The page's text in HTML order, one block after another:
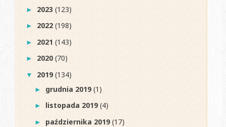
► 2023(123)
► 2022(198)
► 2021(143)
► 2020(70)
▼ 2019(134)
► grudnia 2019(1)
► listopada 2019(4)
► października 2019(17)